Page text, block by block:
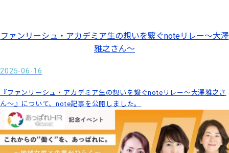
ファンリーシュ・アカデミア生の想いを繋ぐnoteリレー～大澤
雅之さん～
2025-06-16
『ファンリーシュ・アカデミア生の想いを繋ぐnoteリレー～大澤雅之さ
ん〜』について、note記事を公開しました。